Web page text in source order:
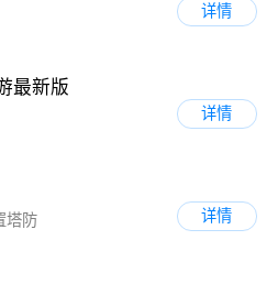
详情
最新版
详情
塔防
详情